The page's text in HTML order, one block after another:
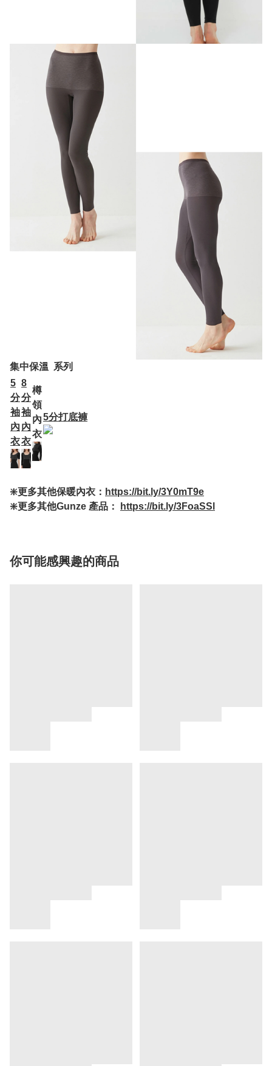
集中保溫 系列
5
分
袖
內
衣
8
分
袖
內
衣
樽
領
內
衣
5分打底褲
❇️更多其他保暖內衣： https://bit.ly/3Y0mT9e
❇️更多其他Gunze 產品：
https://bit.ly/3FoaSSl
你可能感興趣的商品